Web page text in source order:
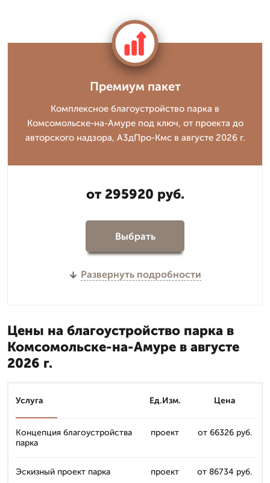
Премиум пакет
Комплексное благоустройство парка в
Комсомольске-на-Амуре под ключ, от проекта до
авторского надзора, А3дПро-Кмс в августе 2026 г.
от 295920 руб.
Выбрать
Развернуть подробности
Цены на благоустройство парка в
Комсомольске-на-Амуре в августе
2026 г.
Услуга Ед.Изм. Цена
Концепция благоустройства
парка
проект от 66326 руб.
Эскизный проект парка проект от 86734 руб.